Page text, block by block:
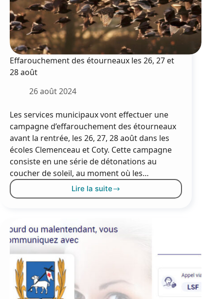
Effarouchement des étourneaux les 26, 27 et
28 août
26 août 2024
Les services municipaux vont effectuer une
campagne d’effarouchement des étourneaux
avant la rentrée, les 26, 27, 28 août dans les
écoles Clemenceau et Coty. Cette campagne
consiste en une série de détonations au
coucher de soleil, au moment où les…
Lire la suiteEffarouchement
les
26,